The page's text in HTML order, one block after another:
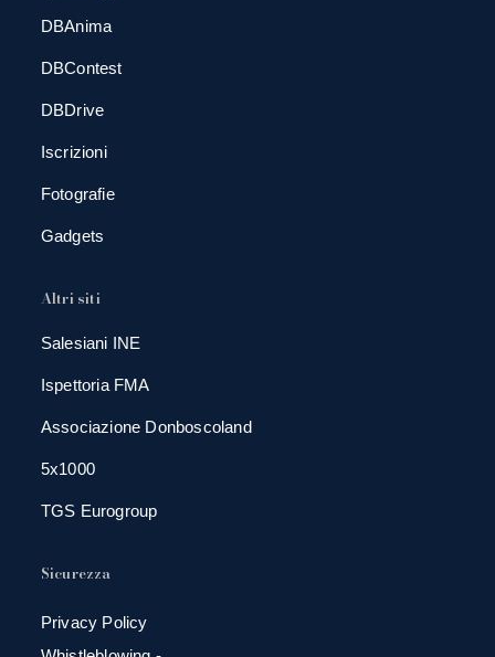
DBAnima
DBContest
DBDrive
Iscrizioni
Fotografie
Gadgets
Altri siti
Salesiani INE
Ispettoria FMA
Associazione Donboscoland
5x1000
TGS Eurogroup
Sicurezza
Privacy Policy